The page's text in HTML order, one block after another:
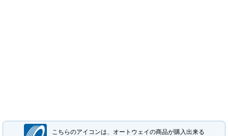
こちらのアイコンは、オートウェイの商品が購入出来る